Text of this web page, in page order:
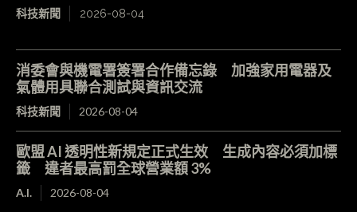
科技新聞 2026-08-04
消委會與機電署簽署合作備忘錄 加強家用電器及
氣體用具聯合測試與資訊交流
科技新聞 2026-08-04
歐盟 AI 透明性新規定正式生效 生成內容必須加標
籤 違者最高罰全球營業額 3%
A.I. 2026-08-04